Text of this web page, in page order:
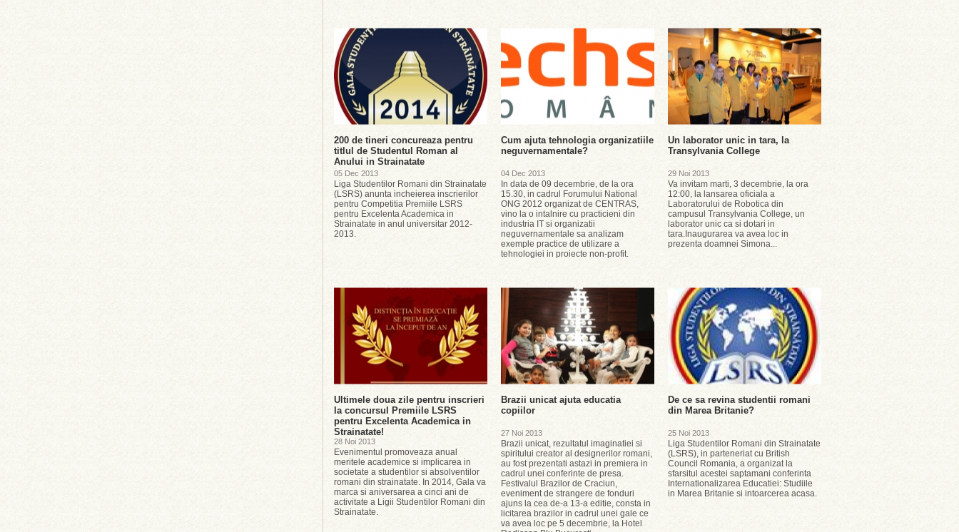
200 de tineri concureaza pentru
titlul de Studentul Roman al
Anului in Strainatate
05 Dec 2013
Liga Studentilor Romani din Strainatate
(LSRS) anunta incheierea inscrierilor
pentru Competitia Premiile LSRS
pentru Excelenta Academica in
Strainatate in anul universitar 2012-
2013.
Cum ajuta tehnologia organizatiile
neguvernamentale?
04 Dec 2013
In data de 09 decembrie, de la ora
15.30, in cadrul Forumului National
ONG 2012 organizat de CENTRAS,
vino la o intalnire cu practicieni din
industria IT si organizatii
neguvernamentale sa analizam
exemple practice de utilizare a
tehnologiei in proiecte non-profit.
Un laborator unic in tara, la
Transylvania College
29 Noi 2013
Va invitam marti, 3 decembrie, la ora
12:00, la lansarea oficiala a
Laboratorului de Robotica din
campusul Transylvania College, un
laborator unic ca si dotari in
tara.Inaugurarea va avea loc in
prezenta doamnei Simona...
Ultimele doua zile pentru inscrieri
la concursul Premiile LSRS
pentru Excelenta Academica in
Strainatate!
28 Noi 2013
Evenimentul promoveaza anual
meritele academice si implicarea in
societate a studentilor si absolventilor
romani din strainatate. In 2014, Gala va
marca si aniversarea a cinci ani de
activitate a Ligii Studentilor Romani din
Strainatate.
Brazii unicat ajuta educatia
copiilor
27 Noi 2013
Brazii unicat, rezultatul imaginatiei si
spiritului creator al designerilor romani,
au fost prezentati astazi in premiera in
cadrul unei conferinte de presa.
Festivalul Brazilor de Craciun,
eveniment de strangere de fonduri
ajuns la cea de-a 13-a editie, consta in
licitarea brazilor in cadrul unei gale ce
va avea loc pe 5 decembrie, la Hotel
De ce sa revina studentii romani
din Marea Britanie?
25 Noi 2013
Liga Studentilor Romani din Strainatate
(LSRS), in parteneriat cu British
Council Romania, a organizat la
sfarsitul acestei saptamani conferinta
Internationalizarea Educatiei: Studiile
in Marea Britanie si intoarcerea acasa.